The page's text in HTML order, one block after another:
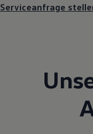
Über Ihr
Serviceanfrage